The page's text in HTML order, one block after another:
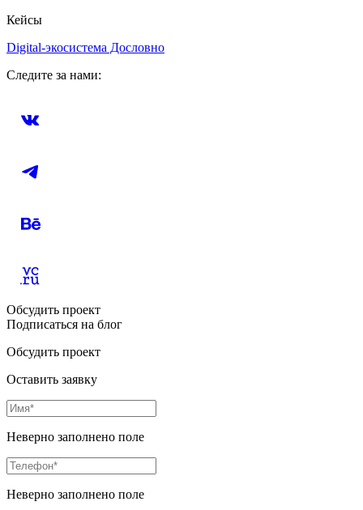
Кейсы
Digital-экосистема Дословно
Следите за нами:
Обсудить проект
Подписаться на блог
Обсудить проект
Оставить заявку
Неверно заполнено поле
Неверно заполнено поле